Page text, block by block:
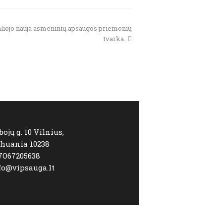
nauja asmeninių apsaugos priemonių
tvarka.
g. 10 Vilnius,
10238